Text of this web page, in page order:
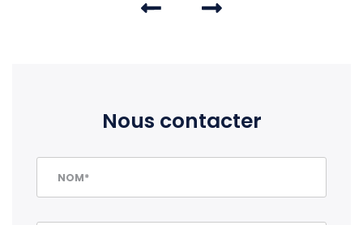
Nous contacter
NOM*